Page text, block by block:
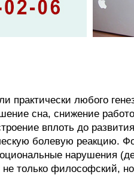
практически любого
сна, снижение
вплоть до
болевую реакцию.
нарушения
только философский,